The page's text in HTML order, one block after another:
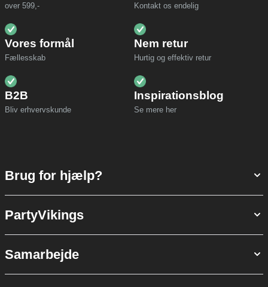
over 599,- Kontakt os endelig
Vores formål
Fællesskab
Nem retur
Hurtig og effektiv retur
B2B
Bliv erhvervskunde
Inspirationsblog
Se mere her
Brug for hjælp?
PartyVikings
Samarbejde